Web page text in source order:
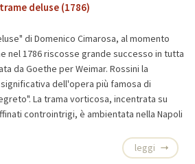
deluse (1786)
di Domenico Cimarosa, al momento
nel 1786 riscosse grande successo in tutta
da Goethe per Weimar. Rossini la
dell'opera più famosa di
La trama vorticosa, incentrata su
controintrigi, è ambientata nella Napoli
leggi